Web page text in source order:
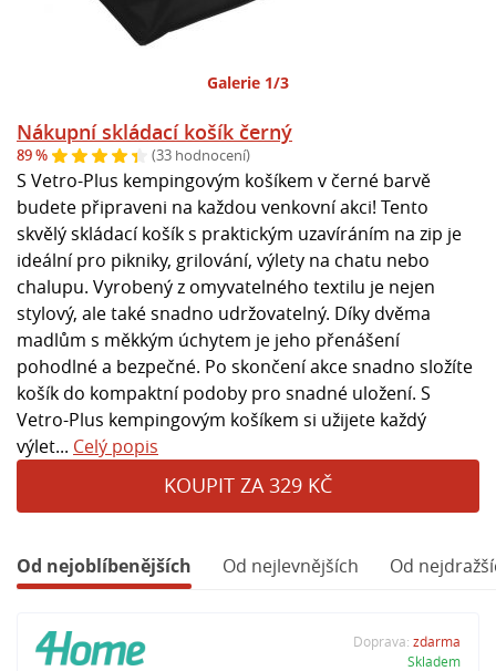
Galerie 1/3
Nákupní skládací košík černý
89 % (33 hodnocení)
S Vetro-Plus kempingovým košíkem v černé barvě
budete připraveni na každou venkovní akci! Tento
skvělý skládací košík s praktickým uzavíráním na zip je
ideální pro pikniky, grilování, výlety na chatu nebo
chalupu. Vyrobený z omyvatelného textilu je nejen
stylový, ale také snadno udržovatelný. Díky dvěma
madlům s měkkým úchytem je jeho přenášení
pohodlné a bezpečné. Po skončení akce snadno složíte
košík do kompaktní podoby pro snadné uložení. S
Vetro-Plus kempingovým košíkem si užijete každý
výlet... Celý popis
KOUPIT ZA 329 KČ
Od nejoblíbenějších Od nejlevnějších Od
Doprava: zdarma
Skladem